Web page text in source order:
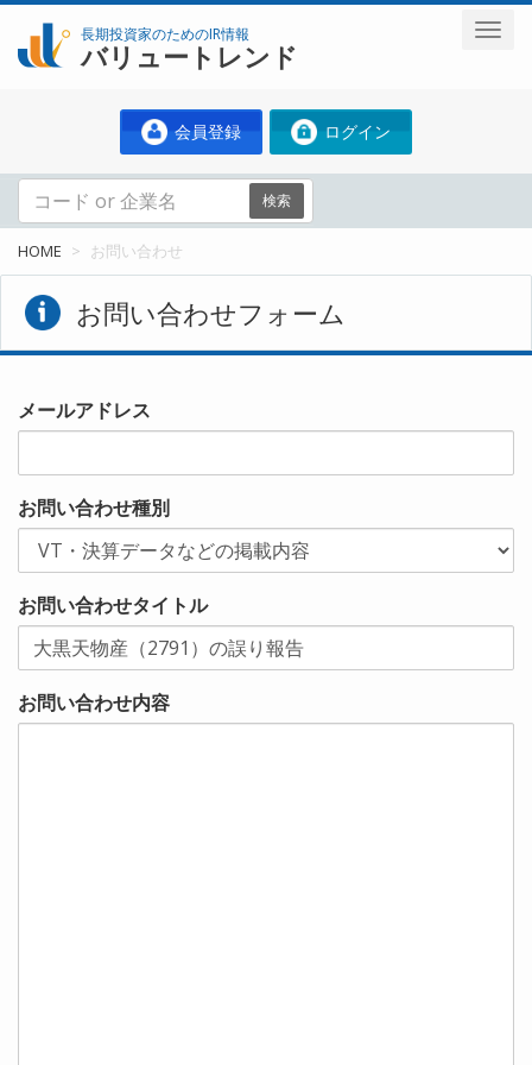
長期投資家のためのIR情報
バリュートレンド
会員登録 ログイン
検索
HOME お問い合わせ
お問い合わせフォーム
メールアドレス
お問い合わせ種別
お問い合わせタイトル
お問い合わせ内容